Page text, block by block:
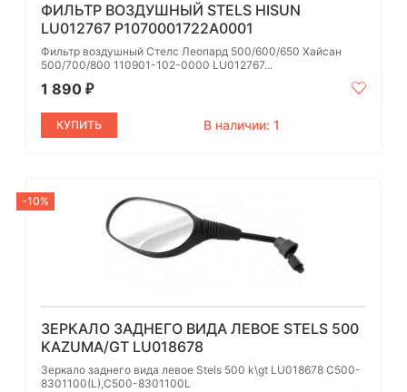
ФИЛЬТР ВОЗДУШНЫЙ STELS HISUN
LU012767 P1070001722A0001
Фильтр воздушный Стелс Леопард 500/600/650 Хайсан
500/700/800 110901-102-0000 LU012767...
1 890 ₽
КУПИТЬ В наличии: 1
-10%
ЗЕРКАЛО ЗАДНЕГО ВИДА ЛЕВОЕ STELS 500
KAZUMA/GT LU018678
Зеркало заднего вида левое Stels 500 k\gt LU018678 C500-
8301100(L),C500-8301100L